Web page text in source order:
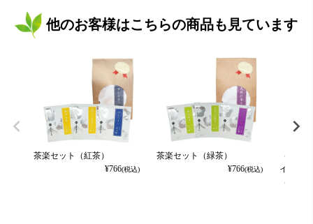
他のお客様はこちらの商品も見ています
茶楽セット（紅茶）
¥766(税込)
茶楽セット（緑茶）
¥766(税込)
（茶楽
インマ
（袋）